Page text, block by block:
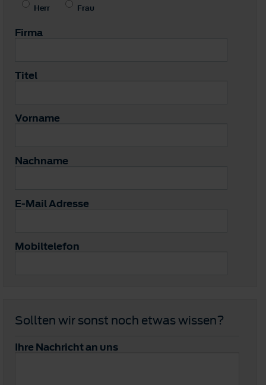
Herr Frau
Firma
Titel
Vorname
Nachname
E-Mail Adresse
Mobiltelefon
Sollten wir sonst noch etwas wissen?
Ihre Nachricht an uns